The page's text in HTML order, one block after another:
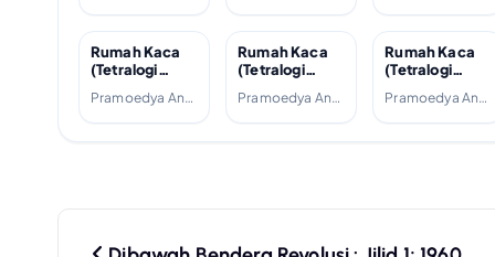
2007
Dekade; 2012
Rumah Kaca
(Tetralogi
1988
Pramoedya Ananta Toer
Rumah Kaca
(Tetralogi
1988
Pramoedya Ananta Toer
Rumah Kaca
(Tetralogi
2001
Pramoedya Ananta Toer